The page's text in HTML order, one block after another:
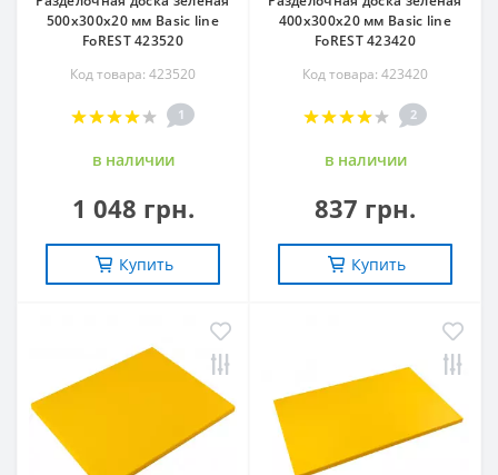
500х300х20 мм Basic line
FoREST 423520
Код товара: 423520
1
в наличии
1 048 грн.
Купить
400х300х20 мм Basic line
FoREST 423420
Код товара: 423420
2
в наличии
837 грн.
Купить